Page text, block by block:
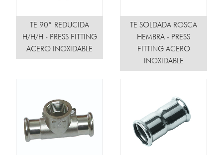
TE 90˚ REDUCIDA
H/H/H - PRESS FITTING
ACERO INOXIDABLE
TE SOLDADA ROSCA
HEMBRA - PRESS
FITTING ACERO
INOXIDABLE